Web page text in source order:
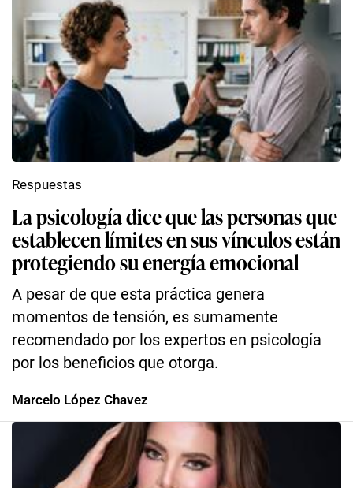
La psicología dice que las personas que
establecen límites en sus vínculos están
protegiendo su energía emocional
A pesar de que esta práctica genera
momentos de tensión, es sumamente
recomendado por los expertos en psicología
por los beneficios que otorga.
Respuestas
Marcelo López Chavez